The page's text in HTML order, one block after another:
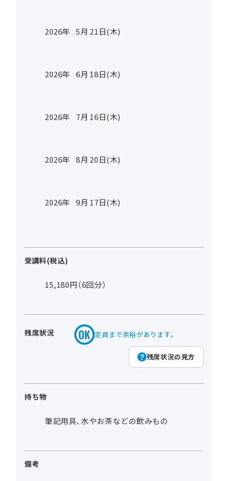
2026年 5月 21日(木)
2026年 6月 18日(木)
2026年 7月 16日(木)
2026年 8月 20日(木)
2026年 9月 17日(木)
受講料(税込)
15,180円（6回分）
残席状況 定員まで余裕があります。
残席状況の見方
持ち物
筆記用具、水やお茶などの飲みもの
備考